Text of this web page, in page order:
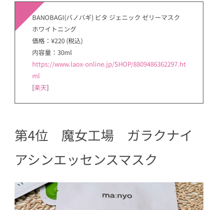
BANOBAGI(バノバギ) ビタ ジェニック ゼリーマスク
ホワイトニング
価格：¥220 (税込)
内容量：30ml
https://www.laox-online.jp/SHOP/8809486362297.ht
ml
[楽天]
第4位 魔女工場 ガラクナイ
アシンエッセンスマスク